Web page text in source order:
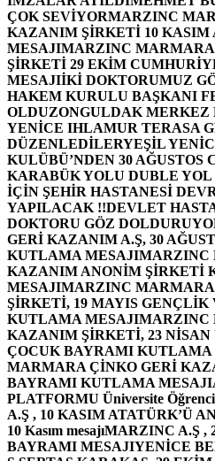
ÇOK SEVİYORMARZINC
KAZANIM ŞİRKETİ 10 KASIM
MESAJIMARZINC
ŞİRKETİ 29 EKİM
MESAJIİKİ DOKTORUMUZ
HAKEM KURULU BAŞKANI
OLDUZONGULDAK
YENİCE IHLAMUR TERASA
DÜZENLEDİLERYEŞİL
KULÜBÜ’NDEN 30 AĞUSTOS
KARABÜK YOLU DUBLE
İÇİN ŞEHİR HASTANESİ
YAPILACAK !!DEVLET
DOKTORU GÖZ
GERİ KAZANIM A.Ş, 30
KUTLAMA MESAJIMARZINC
KAZANIM ANONİM ŞİRKETİ
MESAJIMARZINC
ŞİRKETİ, 19 MAYIS GENÇLİK
KUTLAMA MESAJIMARZINC
KAZANIM ŞİRKETİ, 23
ÇOCUK BAYRAMI KUTLAMA
MARMARA ÇİNKO GERİ
BAYRAMI KUTLAMA MESAJI
PLATFORMU Üniversite
A.Ş , 10 KASIM ATATÜRK’Ü
10 Kasım mesajıMARZINC A.Ş ,
BAYRAMI MESAJIYENİCE